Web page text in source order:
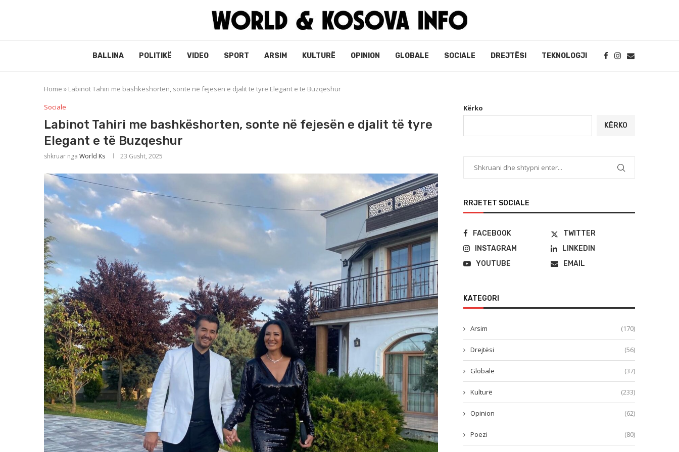
BALLINA POLITIKË VIDEO SPORT ARSIM KULTURË OPINION GLOBALE SOCIALE DREJTËSI TEKNOLOGJI
Home » Labinot Tahiri me bashkëshorten, sonte në fejesën e djalit të tyre Elegant e të Buzqeshur
Sociale
Labinot Tahiri me bashkëshorten, sonte në fejesën e djalit të tyre
Elegant e të Buzqeshur
shkruar nga World Ks 23 Gusht, 2025
Kërko
KËRKO
RRJETET SOCIALE
FACEBOOK
TWITTER
INSTAGRAM
LINKEDIN
YOUTUBE
EMAIL
KATEGORI
Arsim (170)
Drejtësi (56)
Globale (37)
Kulturë (233)
Opinion (62)
Poezi (80)